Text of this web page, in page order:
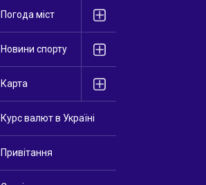
Погода міст
Новини спорту
Карта
Курс валют в Україні
Привітання